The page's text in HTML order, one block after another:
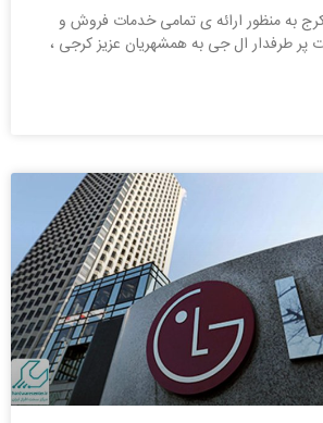
به منظور ارائه ی تمامی خدمات فروش و
پر طرفدار ال جی به همشهریان عزیز کرجی ،